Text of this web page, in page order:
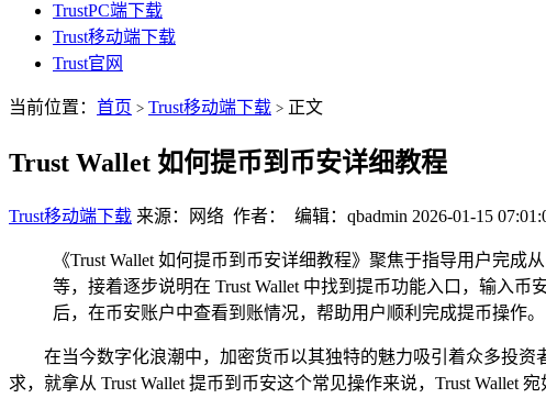
TrustPC端下载
Trust移动端下载
Trust官网
当前位置： 首页 > Trust移动端下载 > 正文
Trust Wallet 如何提币到币安详细教程
Trust移动端下载 来源：网络 作者： 编辑：qbadmin 2026-01-15
《Trust Wallet 如何提币到币安详细教程》聚焦于指导用户完
等，接着逐步说明在 Trust Wallet 中找到提币功能入口，输入币
后，在币安账户中查看到账情况，帮助用户顺利完成提币操作。
在当今数字化浪潮中，加密货币以其独特的魅力吸引着众多投
求，就拿从 Trust Wallet 提币到币安这个常见操作来说，Trust